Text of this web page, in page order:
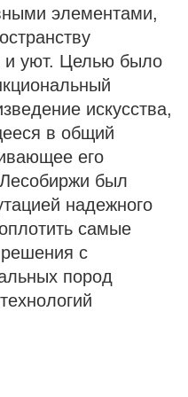
элементами,
и уют. Целью было
искусства,
в общий
его
был
надежного
самые
с
пород